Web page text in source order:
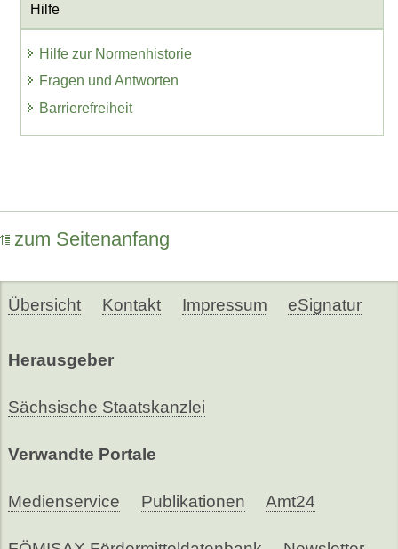
Hilfe
Hilfe zur Normenhistorie
Fragen und Antworten
Barrierefreiheit
zum Seitenanfang
Übersicht Kontakt Impressum eSignatur
Herausgeber
Sächsische Staatskanzlei
Verwandte Portale
Medienservice Publikationen Amt24